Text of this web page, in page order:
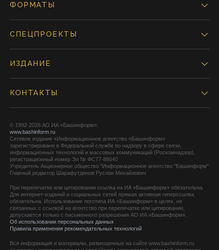
ФОРМАТЫ
СПЕЦПРОЕКТЫ
ИЗДАНИЕ
КОНТАКТЫ
© 1992-2026 АО ИА «Башинформ».
www.bashinform.ru
Сетевое издание «Информационное агентство «Башинформ»
зарегистрировано в Федеральной службе по надзору в сфере связи,
информационных технологий и массовых коммуникаций (Роскомнадзор),
регистрационный номер Эл № ФС77-88040
Учредитель Акционерное общество "Информационное агентство "Башинформ"
Главный редактор Шарафутдинов Руслан Михайлович
При перепечатке или цитировании ссылка на ИА «Башинформ» обязательна.
Для интернет-изданий и социальных сетей прямая активная гиперссылка
обязательна. Использование логотипа ИА «Башинформ» в целях, не
связанных с ссылкой на агентство при перепечатке или цитировании,
допускается только с письменного разрешения АО ИА «Башинформ».
Об использовании персональных данных
Правила применения рекомендательных технологий
Вся информация и материалы, размещенные на сайте www.bashinform.ru